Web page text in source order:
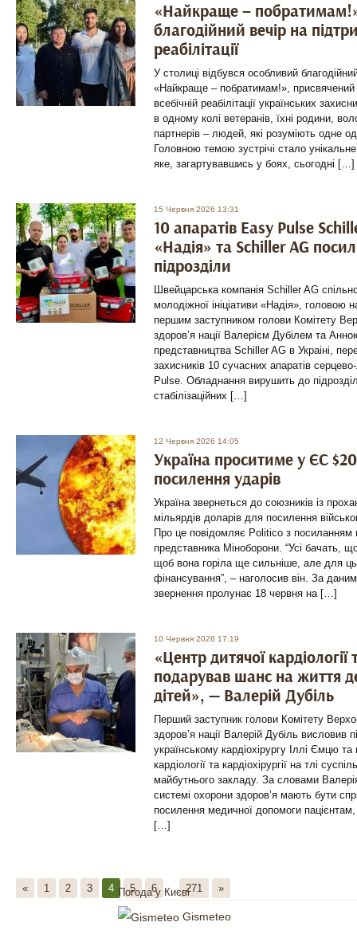
«Найкраще –
благодійний вечір на
реабілітації
У столиці відбувся особливий
«Найкраще – побратимам!», присвячений
всебічній реабілітації українських
в одному колі ветеранів, їхні родини,
партнерів – людей, які розуміють одне
Головною темою зустрічі стало
яке, загартувавшись у боях, сьогодні […]
15 Червня 2026 13:31
10 апаратів Easy Pulse
«Надія» та Schiller AG
підрозділи
Швейцарська компанія Schiller AG
молодіжної ініціативи «Надія», головою
першим заступником голови Комітету
здоров’я нації Валерієм Дубілем та
представництва Schiller AG в Украіні,
захисників 10 сучасних апаратів
Pulse. Обладнання вирушить до
стабілізаційних […]
12 Червня 2026 14:05
Україна проситиме у ЄС
посилення ударів
Україна звернеться до союзників із
мільярдів доларів для посилення
Про це повідомляє Politico з посиланням
представника Міноборони. “Усі бачать,
щоб вона горіла ще сильніше, але для
фінансування”, – наголосив він. За
звернення пролунає 18 червня на […]
10 Червня 2026 17:19
«Центр дитячої кардіології
подарував шанс на життя
дітей», — Валерій Дубіль
Перший заступник голови Комітету
здоров’я нації Валерій Дубіль висловив
українському кардіохірургу Іллі Ємцю
кардіології та кардіохірургії на тлі
майбутнього закладу. За словами
системі охорони здоров’я мають бути
посилення медичної допомоги
[…]
« 1 2 3 4 5 6 ... 271 »
Погода у Києві
Gismeteo